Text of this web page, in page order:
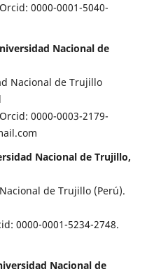
0000-0001-5040-
Nacional de
Nacional de Trujillo
0000-0003-2179-
Nacional de Trujillo,
de Trujillo (Perú).
0000-0001-5234-2748.
Nacional de